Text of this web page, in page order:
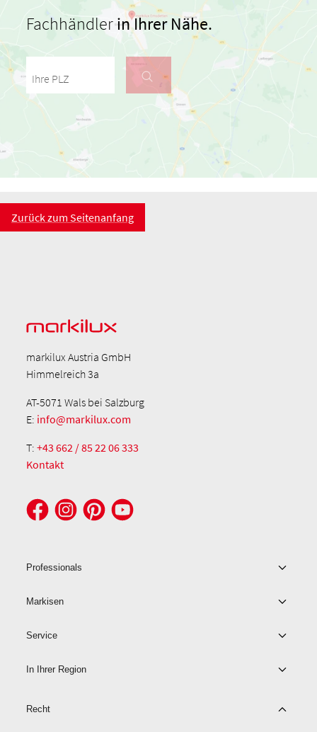
Fachhändlerin Ihrer Nähe.
Ihre PLZ
Zurück zum Seitenanfang
markilux Austria GmbH
Himmelreich 3a
AT-5071 Wals bei Salzburg
E: info@markilux.com
T:+43 662 / 85 22 06 333
Kontakt
Professionals
Markisen
Service
In Ihrer Region
Recht